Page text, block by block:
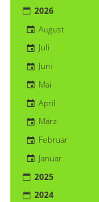
2026
August
Juli
Juni
Mai
April
März
Februar
Januar
2025
2024